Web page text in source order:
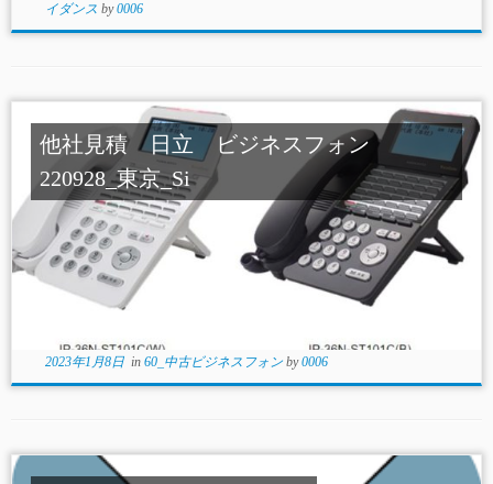
イダンス by0006
他社見積 日立 ビジネスフォン
220928_東京_Si
2023年1月8日in 60_中古ビジネスフォン by0006